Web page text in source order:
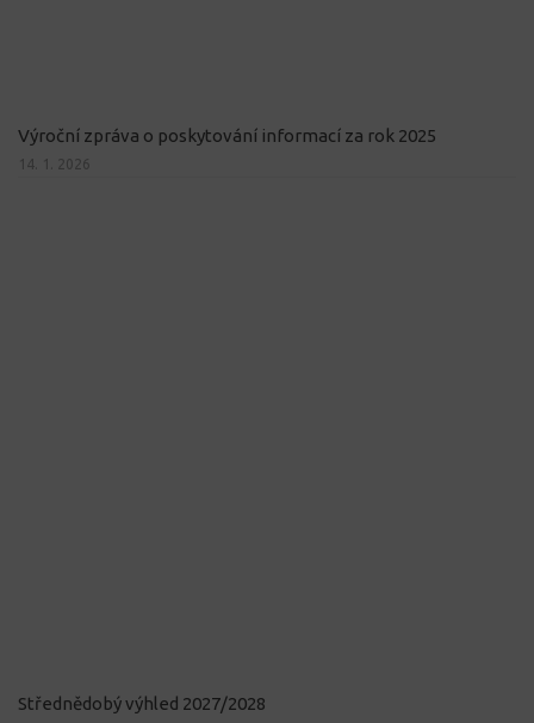
Výroční zpráva o poskytování informací za rok 2025
14. 1. 2026
Střednědobý výhled 2027/2028